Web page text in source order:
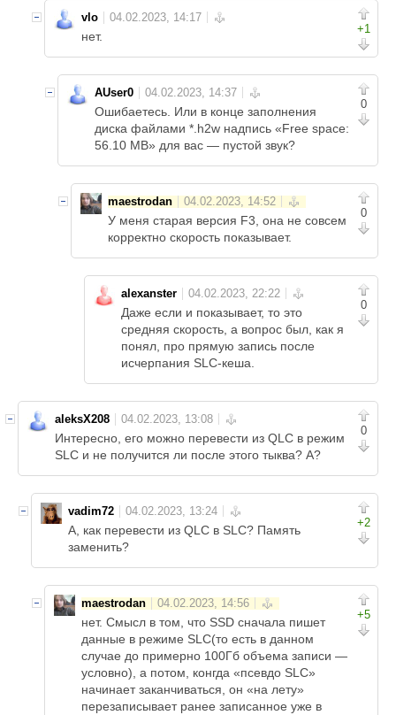
+1
vlo
нет.
0
AUser0
Ошибаетесь. Или в конце заполнения
диска файлами *.h2w надпись «Free space:
56.10 MB» для вас — пустой звук?
0
maestrodan
У меня старая версия F3, она не совсем
корректно скорость показывает.
0
alexanster
Даже если и показывает, то это
средняя скорость, а вопрос был, как я
понял, про прямую запись после
исчерпания SLC-кеша.
0
aleksX208
Интересно, его можно перевести из QLC в режим
SLC и не получится ли после этого тыква? А?
+2
vadim72
А, как перевести из QLC в SLC? Память
заменить?
+5
maestrodan
нет. Смысл в том, что SSD сначала пишет
данные в режиме SLC(то есть в данном
случае до примерно 100Гб объема записи —
условно), а потом, конгда «псевдо SLC»
начинает заканчиваться, он «на лету»
перезаписывает ранее записанное уже в